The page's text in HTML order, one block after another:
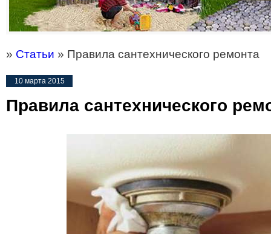
» Статьи » Правила сантехнического ремонта
10 марта 2015
Правила сантехнического